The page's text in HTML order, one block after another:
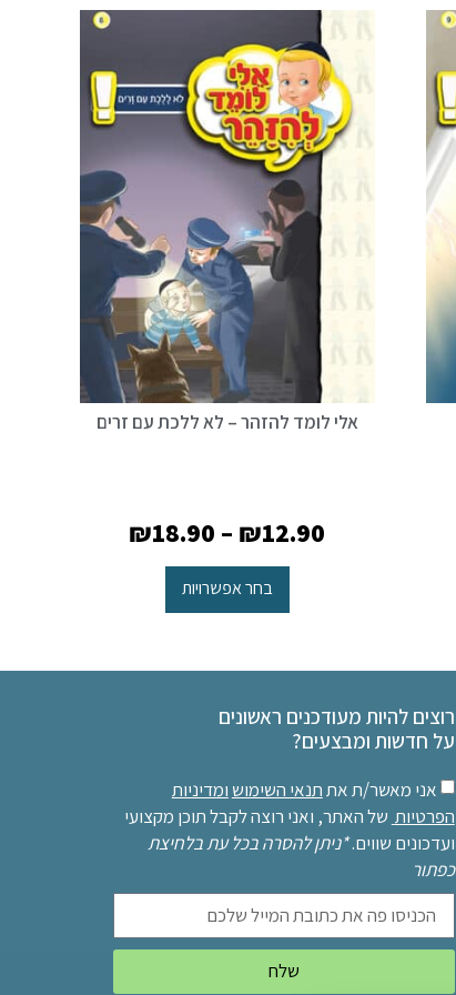
אלי לומד להזהר – לא ללכת עם זרים
₪12.90
–
₪18.90
בחר אפשרויות
רוצים להיות מעודכנים ראשונים
על חדשות ומבצעים?
אני מאשר/ת את תנאי השימוש ומדיניות
הפרטיות של האתר, ואני רוצה לקבל תוכן מקצועי
ועדכונים שווים.*ניתן להסרה בכל עת בלחיצת
כפתור
שלח